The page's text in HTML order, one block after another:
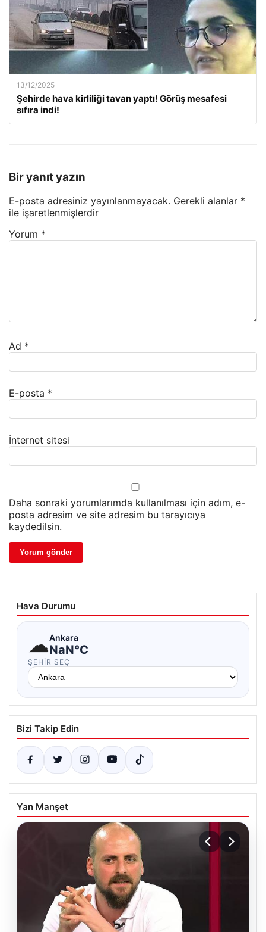
13/12/2025
Şehirde hava kirliliği tavan yaptı! Görüş mesafesi
sıfıra indi!
Bir yanıt yazın
E-posta adresiniz yayınlanmayacak. Gerekli alanlar *
ile işaretlenmişlerdir
Yorum *
Ad *
E-posta *
İnternet sitesi
Daha sonraki yorumlarımda kullanılması için adım, e-
posta adresim ve site adresim bu tarayıcıya
kaydedilsin.
Hava Durumu
☁Ankara
NaN°C
ŞEHIR SEÇ
Bizi Takip Edin
Yan Manşet